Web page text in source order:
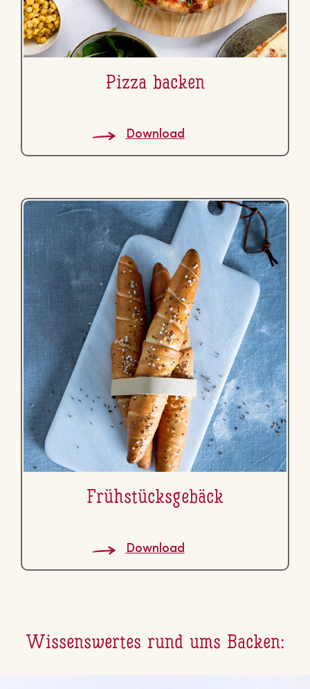
Pizza backen
Download
Früh­stücks­ge­bäck
Download
Wis­sens­wer­tes rund ums Backen: